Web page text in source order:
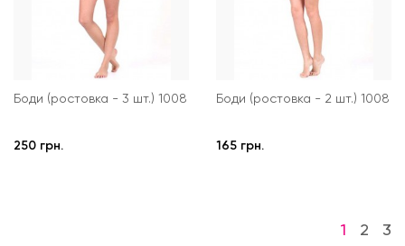
Боди (ростовка - 3 шт.) 1008
250 грн.
Боди (ростовка - 2 шт.) 1008
165 грн.
1 2 3